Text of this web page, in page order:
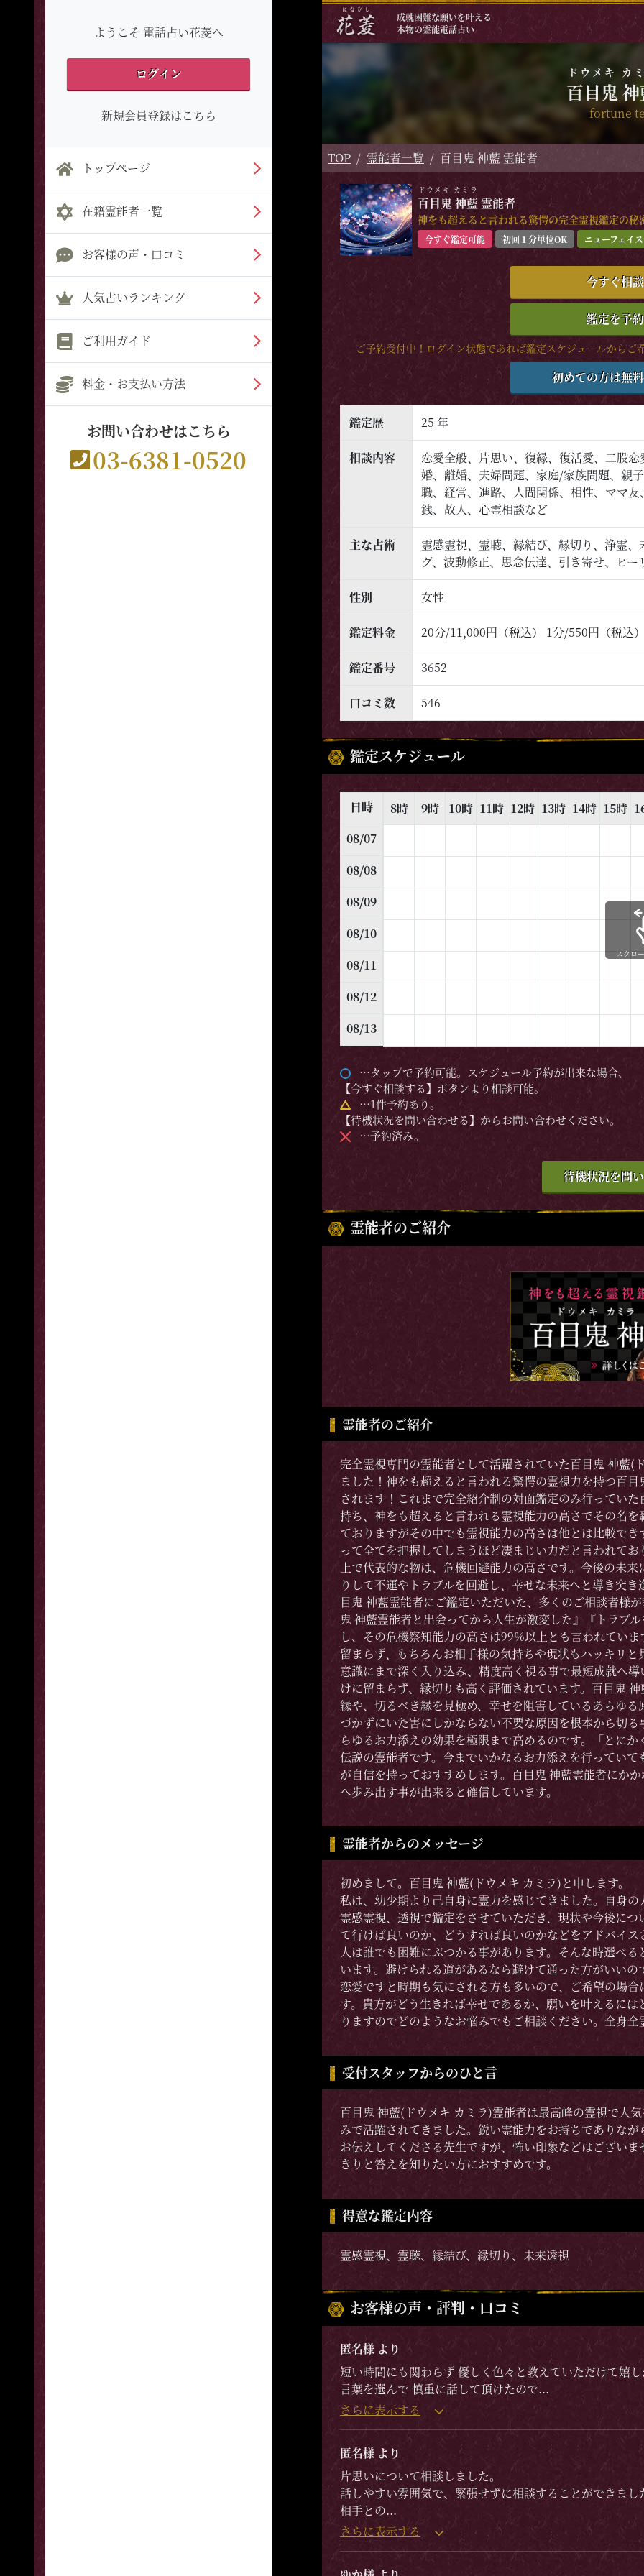
ようこそ 電話占い花菱へ
ログイン
新規会員登録はこちら
トップページ
在籍霊能者一覧
お客様の声・口コミ
人気占いランキング
ご利用ガイド
料金・お支払い方法
お問い合わせはこちら
03-6381-0520
成就困難な願いを叶える
本物の霊能電話占い
百目鬼
ドウメキ カ
fortune
TOP 霊能者一覧 百目鬼 神藍 霊能者
百目鬼 神藍
ドウメキ カミラ
霊能者
神をも超えると言われる驚愕の完全霊視鑑定の
今すぐ鑑定可能 初回１分単位OK ニューフェイス
今すぐ相
鑑定を予
ご予約受付中！ログイン状態であれば鑑定スケジュールから
初めての方は無
鑑定歴 25 年
相談内容
恋愛全般、片思い、復縁、復活愛、二股
婚、離婚、夫婦問題、家庭/家族問題、親
職、経営、進路、人間関係、相性、ママ
銭、故人、心霊相談など
主な占術
霊感霊視、霊聴、縁結び、縁切り、浄霊
グ、波動修正、思念伝達、引き寄せ、ヒ
性別 女性
鑑定料金 20分/11,000円（税込） 1分/550円（税込
鑑定番号 3652
口コミ数 546
鑑定スケジュール
日時
08/07
08/08
08/09
08/10
08/11
08/12
08/13
8時 9時 10時 11時 12時 13時 14時 15時
スクロ
…タップで予約可能。スケジュール予約が出来な場合、
【今すぐ相談する】ボタンより相談可能。
…1件予約あり。
【待機状況を問い合わせる】からお問い合わせください。
…予約済み。
待機状況を問
霊能者のご紹介
霊能者のご紹介
完全霊視専門の霊能者として活躍されていた百目鬼 神藍
ました！神をも超えると言われる驚愕の霊視力を持つ百
されます！これまで完全紹介制の対面鑑定のみ行ってい
持ち、神をも超えると言われる霊視能力の高さでその名
ておりますがその中でも霊視能力の高さは他とは比較で
って全てを把握してしまうほど凄まじい力だと言われて
上で代表的な物は、危機回避能力の高さです。今後の未
りして不運やトラブルを回避し、幸せな未来へと導き突
目鬼 神藍霊能者にご鑑定いただいた、多くのご相談者様
鬼 神藍霊能者と出会ってから人生が激変した』『トラブ
し、その危機察知能力の高さは99%以上とも言われてい
留まらず、もちろんお相手様の気持ちや現状もハッキリ
意識にまで深く入り込み、精度高く視る事で最短成就へ
けに留まらず、縁切りも高く評価されています。百目鬼
縁や、切るべき縁を見極め、幸せを阻害しているあらゆ
づかずにいた害にしかならない不要な原因を根本から切
らゆるお力添えの効果を極限まで高めるのです。「とに
伝説の霊能者です。今までいかなるお力添えを行ってい
が自信を持っておすすめします。百目鬼 神藍霊能者にか
へ歩み出す事が出来ると確信しています。
霊能者からのメッセージ
初めまして。百目鬼 神藍(ドウメキ カミラ)と申します。
私は、幼少期より己自身に霊力を感じてきました。自身
霊感霊視、透視で鑑定をさせていただき、現状や今後に
て行けば良いのか、どうすれば良いのかなどをアドバイ
人は誰でも困難にぶつかる事があります。そんな時選べ
います。避けられる道があるなら避けて通った方がいいの
恋愛ですと時期も気にされる方も多いので、ご希望の場
す。貴方がどう生きれば幸せであるか、願いを叶えるに
りますのでどのようなお悩みでもご相談ください。全身
受付スタッフからのひと言
百目鬼 神藍(ドウメキ カミラ)霊能者は最高峰の霊視で人
みで活躍されてきました。鋭い霊能力をお持ちでありな
お伝えしてくださる先生ですが、怖い印象などはござい
きりと答えを知りたい方におすすめです。
得意な鑑定内容
霊感霊視、霊聴、縁結び、縁切り、未来透視
お客様の声・評判・口コミ
匿名様 より
短い時間にも関わらず 優しく色々と教えていただけて嬉
言葉を選んで 慎重に話して頂けたので...
さらに表示する
匿名様 より
片思いについて相談しました。
話しやすい雰囲気で、緊張せずに相談することができまし
相手との...
さらに表示する